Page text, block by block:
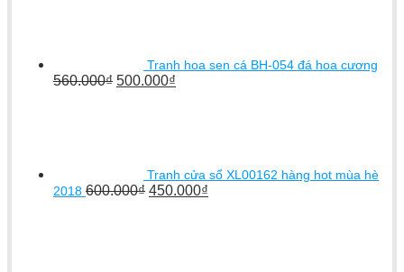
Tranh hoa sen cá BH-054 đá hoa cương
560.000₫ 500.000₫
Tranh cửa sổ XL00162 hàng hot mùa hè
2018 600.000₫ 450.000₫